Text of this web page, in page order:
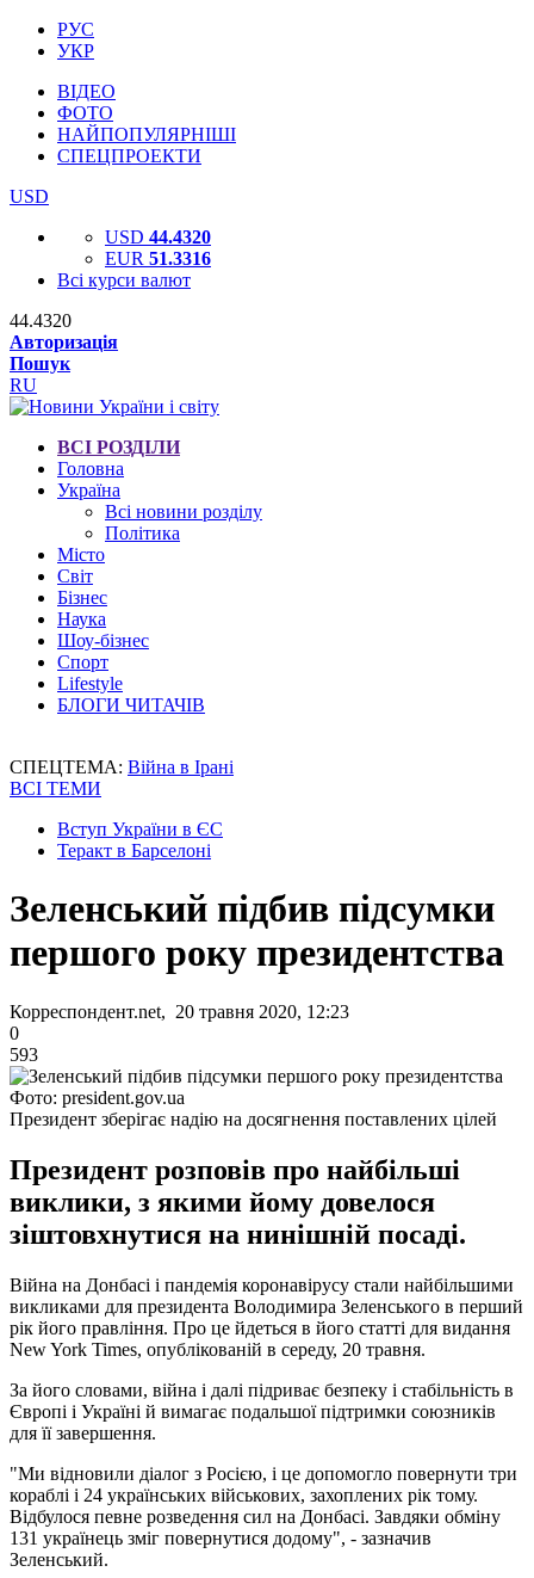
РУС
УКР
ВІДЕО
ФОТО
НАЙПОПУЛЯРНІШІ
СПЕЦПРОЕКТИ
USD
USD 44.4320
EUR 51.3316
Всі курси валют
44.4320
Авторизація
Пошук
RU
ВСІ РОЗДІЛИ
Головна
Україна
Всі новини розділу
Політика
Місто
Світ
Бізнес
Наука
Шоу-бізнес
Спорт
Lifestyle
БЛОГИ ЧИТАЧІВ
СПЕЦТЕМА: Війна в Ірані
ВСІ ТЕМИ
Вступ України в ЄС
Теракт в Барселоні
Зеленський підбив підсумки
першого року президентства
Корреспондент.net, 20 травня 2020, 12:23
0
593
Фото: president.gov.ua
Президент зберігає надію на досягнення поставлених цілей
Президент розповів про найбільші
виклики, з якими йому довелося
зіштовхнутися на нинішній посаді.
Війна на Донбасі і пандемія коронавірусу стали найбільшими
викликами для президента Володимира Зеленського в перший
рік його правління. Про це йдеться в його статті для видання
New York Times, опублікованій в середу, 20 травня.
За його словами, війна і далі підриває безпеку і стабільність в
Європі і Україні й вимагає подальшої підтримки союзників
для її завершення.
"Ми відновили діалог з Росією, і це допомогло повернути три
кораблі і 24 українських військових, захоплених рік тому.
Відбулося певне розведення сил на Донбасі. Завдяки обміну
131 українець зміг повернутися додому", - зазначив
Зеленський.